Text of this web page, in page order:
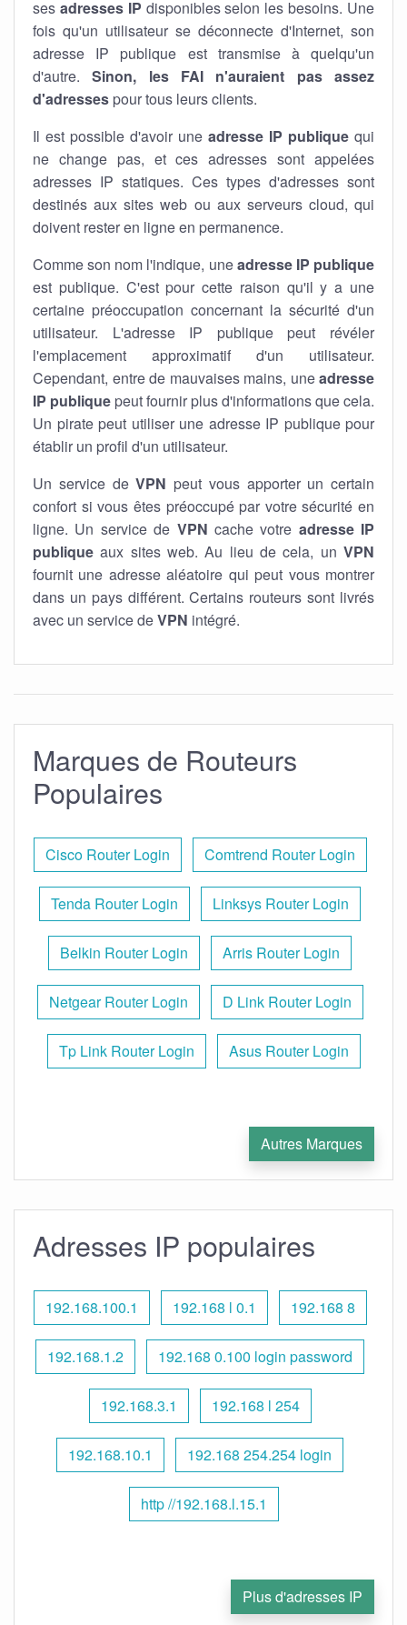
ses adresses IP disponibles selon les besoins. Une
fois qu'un utilisateur se déconnecte d'Internet, son
adresse IP publique est transmise à quelqu'un
d'autre.Sinon, les FAI n'auraient pas assez
d'adresses pour tous leurs clients.
Il est possible d'avoir une adresse IP publique qui
ne change pas, et ces adresses sont appelées
adresses IP statiques. Ces types d'adresses sont
destinés aux sites web ou aux serveurs cloud, qui
doivent rester en ligne en permanence.
Comme son nom l'indique, uneadresse IP publique
est publique. C'est pour cette raison qu'il y a une
certaine préoccupation concernant la sécurité d'un
utilisateur. L'adresse IP publique peut révéler
l'emplacement approximatif d'un utilisateur.
Cependant, entre de mauvaises mains, uneadresse
IP publique peut fournir plus d'informations que cela.
Un pirate peut utiliser une adresse IP publique pour
établir un profil d'un utilisateur.
Un service deVPN peut vous apporter un certain
confort si vous êtes préoccupé par votre sécurité en
ligne. Un service de VPN cache votre adresse IP
publique aux sites web. Au lieu de cela, un VPN
fournit une adresse aléatoire qui peut vous montrer
dans un pays différent. Certains routeurs sont livrés
avec un service deVPN intégré.
Marques de Routeurs
Populaires
Cisco Router Login Comtrend Router Login
Tenda Router Login Linksys Router Login
Belkin Router Login Arris Router Login
Netgear Router Login D Link Router Login
Tp Link Router Login Asus Router Login
Autres Marques
Adresses IP populaires
192.168.100.1 192.168 l 0.1 192.168 8
192.168.1.2 192.168 0.100 login password
192.168.3.1 192.168 l 254
192.168.10.1 192.168 254.254 login
http //192.168.l.15.1
Plus d'adresses IP